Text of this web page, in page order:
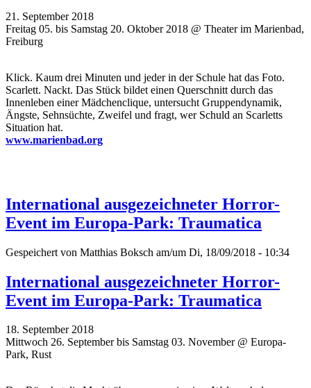
21. September 2018
Freitag 05. bis Samstag 20. Oktober 2018 @ Theater im Marienbad,
Freiburg
Klick. Kaum drei Minuten und jeder in der Schule hat das Foto.
Scarlett. Nackt. Das Stück bildet einen Querschnitt durch das
Innenleben einer Mädchenclique, untersucht Gruppendynamik,
Ängste, Sehnsüchte, Zweifel und fragt, wer Schuld an Scarletts
Situation hat.
www.marienbad.org
International ausgezeichneter Horror-
Event im Europa-Park: Traumatica
Gespeichert von Matthias Boksch am/um Di, 18/09/2018 - 10:34
International ausgezeichneter Horror-
Event im Europa-Park: Traumatica
18. September 2018
Mittwoch 26. September bis Samstag 03. November @ Europa-
Park, Rust